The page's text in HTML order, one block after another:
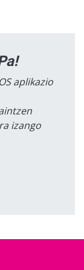
aplikazio
izango